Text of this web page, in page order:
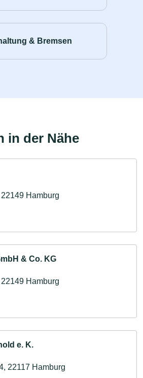
& Bremsen
in der Nähe
Hamburg
& Co. KG
Hamburg
e. K.
22117 Hamburg